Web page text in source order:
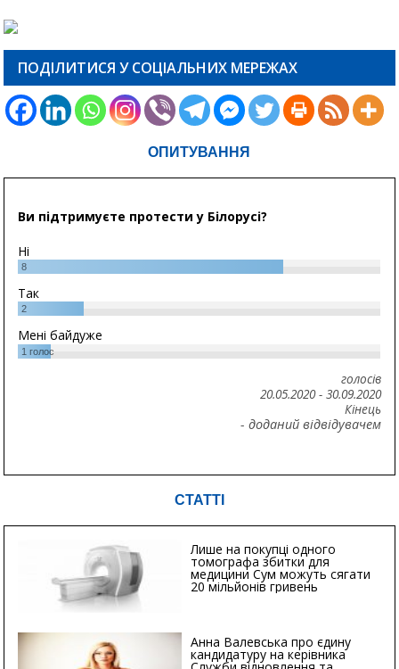
ПОДІЛИТИСЯ У СОЦІАЛЬНИХ МЕРЕЖАХ
ОПИТУВАННЯ
Ви підтримуєте протести у Білорусі?
Ні
8
Так
2
Мені байдуже
1 голос
голосів
20.05.2020- 30.09.2020
Кінець
- доданий відвідувачем
СТАТТІ
Лише на покупці одного
томографа збитки для
медицини Сум можуть сягати
20 мільйонів гривень
Анна Валевська про єдину
кандидатуру на керівника